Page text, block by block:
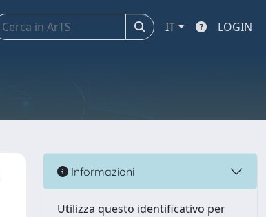
IT LOGIN
Informazioni
Utilizza questo identificativo per